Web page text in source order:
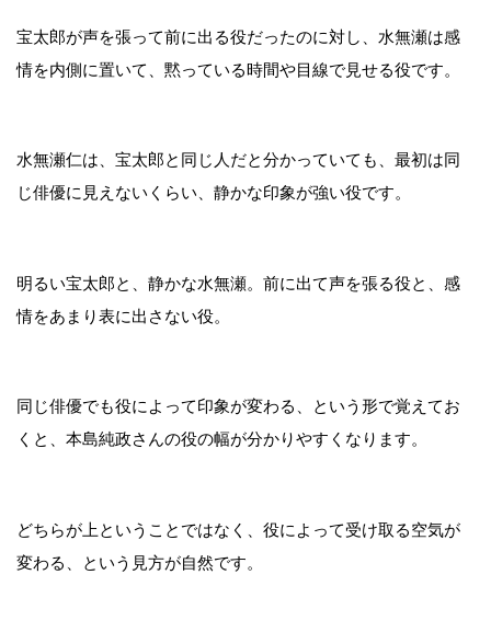
宝太郎が声を張って前に出る役だったのに対し、水無瀬は感
情を内側に置いて、黙っている時間や目線で見せる役です。
水無瀬仁は、宝太郎と同じ人だと分かっていても、最初は同
じ俳優に見えないくらい、静かな印象が強い役です。
明るい宝太郎と、静かな水無瀬。前に出て声を張る役と、感
情をあまり表に出さない役。
同じ俳優でも役によって印象が変わる、という形で覚えてお
くと、本島純政さんの役の幅が分かりやすくなります。
どちらが上ということではなく、役によって受け取る空気が
変わる、という見方が自然です。